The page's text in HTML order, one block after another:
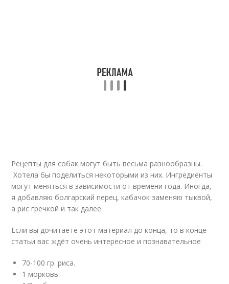
Рецепты для собак могут быть весьма разнообразны.
Хотела бы поделиться некоторыми из них. Ингредиенты
могут меняться в зависимости от времени года. Иногда,
я добавляю болгарский перец, кабачок заменяю тыквой,
а рис гречкой и так далее.
Если вы дочитаете этот материал до конца, то в конце
статьи вас ждёт очень интересное и познавательное
70-100 гр. риса.
1 морковь.